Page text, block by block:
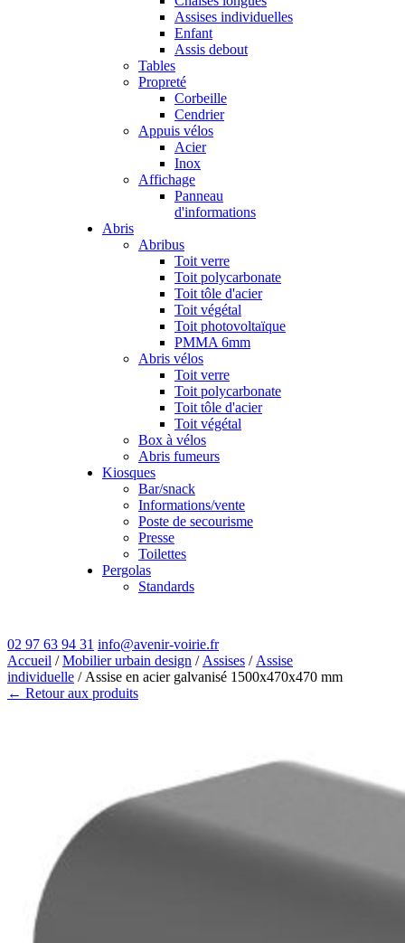
Assises individuelles
Enfant
Assis debout
Tables
Propreté
Corbeille
Cendrier
Appuis vélos
Acier
Inox
Affichage
Panneau
d'informations
Abris
Abribus
Toit verre
Toit polycarbonate
Toit tôle d'acier
Toit végétal
Toit photovoltaïque
PMMA 6mm
Abris vélos
Toit verre
Toit polycarbonate
Toit tôle d'acier
Toit végétal
Box à vélos
Abris fumeurs
Kiosques
Bar/snack
Informations/vente
Poste de secourisme
Presse
Toilettes
Pergolas
Standards
02 97 63 94 31 info@avenir-voirie.fr
Accueil /Mobilier urbain design / Assises / Assise
individuelle / Assise en acier galvanisé 1500x470x470 mm
← Retour aux produits